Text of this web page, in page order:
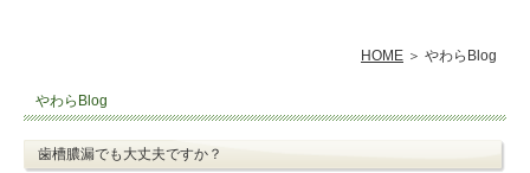
HOME やわらBlog
やわらBlog
歯槽膿漏でも大丈夫ですか？